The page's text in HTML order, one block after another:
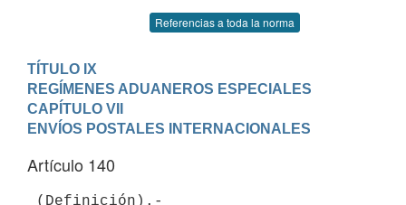
Referencias a toda la norma
TÍTULO IX
REGÍMENES ADUANEROS ESPECIALES
CAPÍTULO VII
ENVÍOS POSTALES INTERNACIONALES
Artículo 140